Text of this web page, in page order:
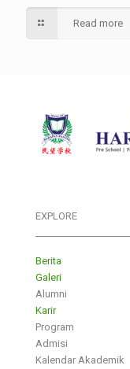
Read more
EXPLORE
Berita
Galeri
Alumni
Karir
Program
Admisi
Kalendar Akademik